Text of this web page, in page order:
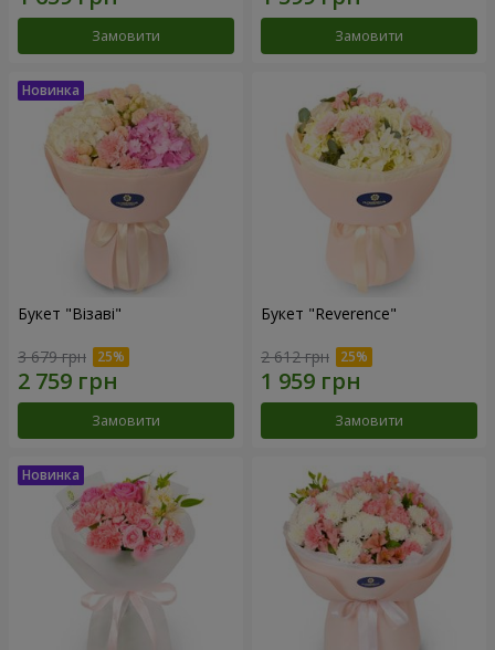
Замовити Замовити
Букет "Візаві"
3 679 грн
Замовити
Букет "Reverence"
2 612 грн
Замовити